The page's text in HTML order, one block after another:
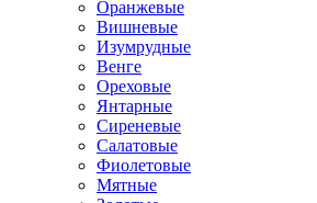
Оранжевые
Вишневые
Изумрудные
Венге
Ореховые
Янтарные
Сиреневые
Салатовые
Фиолетовые
Мятные